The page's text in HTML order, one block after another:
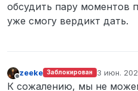
обсудить пару моментов
уже смогу вердикт дать.
Не в сети
zeekе Заблокирован 3 июн.
К сожалению, мы не